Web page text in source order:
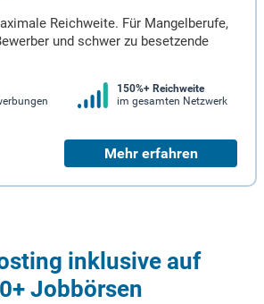
Reichweite. Für Mangelberufe,
und schwer zu besetzende
150%+ Reichweite
im gesamten Netzwerk
Mehr erfahren
inklusive auf
Jobbörsen